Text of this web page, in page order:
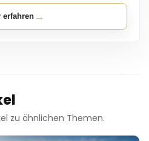
erfahren→
zu ähnlichen Themen.